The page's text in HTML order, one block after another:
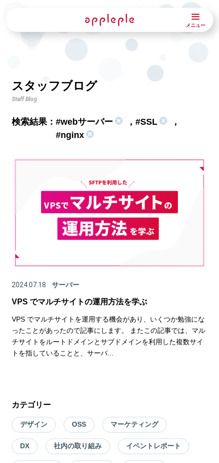
メニュー
スタッフブログ
Staff Blog
検索結果： #webサーバー ， #SSL
，
#nginx
2024.07.18 サーバー
VPS でマルチサイトの運用方法を学ぶ
VPS でマルチサイトを運用する機会があり、いくつか勉強にな
ったことがあったので記事にします。 またこの記事では、マル
チサイトをルートドメインとサブドメインを利用した複数サイ
トを指していることと、サーバ...
カテゴリー
デザイン OSS マーケティング
DX 社内の取り組み イベントレポート